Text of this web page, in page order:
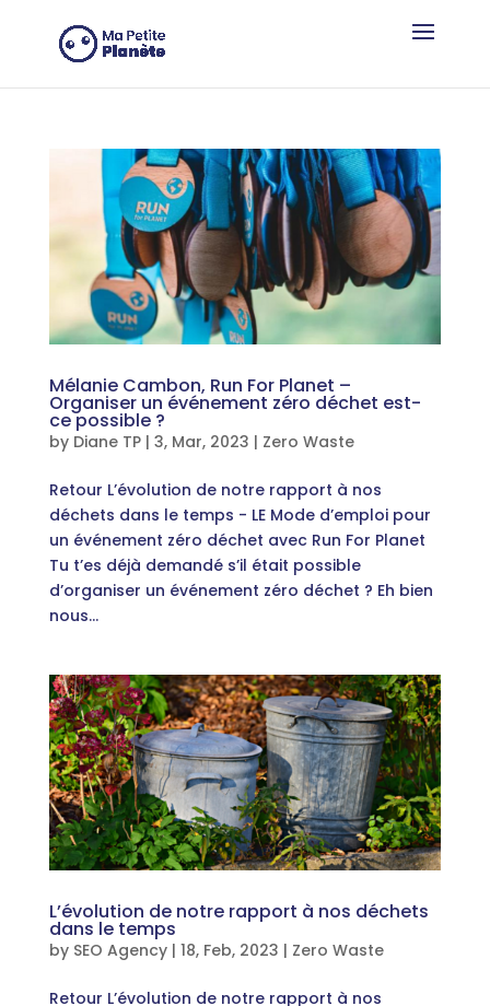
Mélanie Cambon, Run For Planet –
Organiser un événement zéro déchet est-
ce possible ?
by Diane TP| 3, Mar, 2023 | Zero Waste
Retour L’évolution de notre rapport à nos
déchets dans le temps - LE Mode d’emploi pour
un événement zéro déchet avec Run For Planet
Tu t’es déjà demandé s’il était possible
d’organiser un événement zéro déchet ? Eh bien
nous...
L’évolution de notre rapport à nos déchets
dans le temps
by SEO Agency| 18, Feb, 2023 | Zero Waste
Retour L’évolution de notre rapport à nos